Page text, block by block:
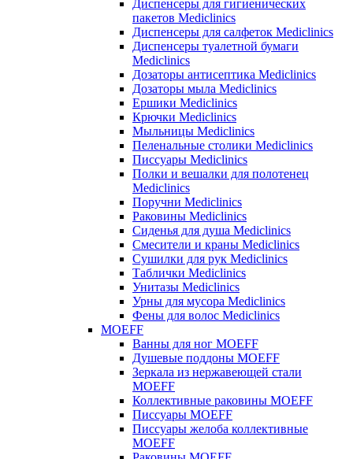
Диспенсеры для гигиенических
пакетов Mediclinics
Диспенсеры для салфеток Mediclinics
Диспенсеры туалетной бумаги
Mediclinics
Дозаторы антисептика Mediclinics
Дозаторы мыла Mediclinics
Ершики Mediclinics
Крючки Mediclinics
Мыльницы Mediclinics
Пеленальные столики Mediclinics
Писсуары Mediclinics
Полки и вешалки для полотенец
Mediclinics
Поручни Mediclinics
Раковины Mediclinics
Сиденья для душа Mediclinics
Смесители и краны Mediclinics
Сушилки для рук Mediclinics
Таблички Mediclinics
Унитазы Mediclinics
Урны для мусора Mediclinics
Фены для волос Mediclinics
MOEFF
Ванны для ног MOEFF
Душевые поддоны MOEFF
Зеркала из нержавеющей стали
MOEFF
Коллективные раковины MOEFF
Писсуары MOEFF
Писсуары желоба коллективные
MOEFF